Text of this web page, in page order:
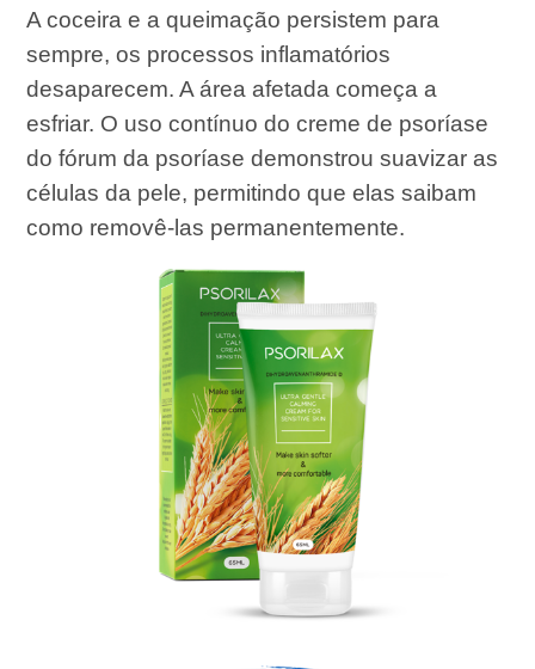
A coceira e a queimação persistem para
sempre, os processos inflamatórios
desaparecem. A área afetada começa a
esfriar. O uso contínuo do creme de psoríase
do fórum da psoríase demonstrou suavizar as
células da pele, permitindo que elas saibam
como removê-las permanentemente.